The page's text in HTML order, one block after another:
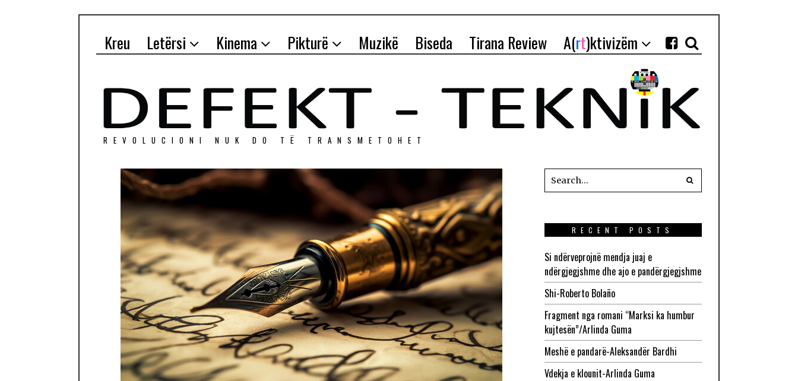
Kreu Letërsi Kinema Pikturë Muzikë Biseda Tirana Review A(rt)ktivizëm
REVOLUCIONI NUK DO TЁ TRANSMETOHET
RECENT POSTS
Si ndërveprojnë mendja juaj e
ndërgjegjshme dhe ajo e pandërgjegjshme
Shi-Roberto Bolaño
Fragment nga romani “Marksi ka humbur
kujtesën”/Arlinda Guma
Meshë e pandarë-Aleksandër Bardhi
Vdekja e klounit-Arlinda Guma